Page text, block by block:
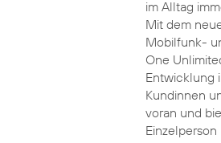
im Alltag
Mit dem
Mobilfunk-
One
Entwicklung
Kundinnen
voran und
Einzelperson